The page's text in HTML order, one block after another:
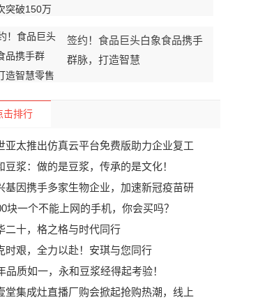
签约！食品巨头白象食品携手
群脉，打造智慧
击排行
亚太推出仿真云平台免费版助力企业复工
豆浆：做的是豆浆，传承的是文化！
基因携手多家生物企业，加速新冠疫苗研
块一个不能上网的手机，你会买吗？
二十，格之格与时代同行
时艰，全力以赴！安琪与您同行
品质如一，永和豆浆经得起考验！
堂集成灶直播厂购会掀起抢购热潮，线上